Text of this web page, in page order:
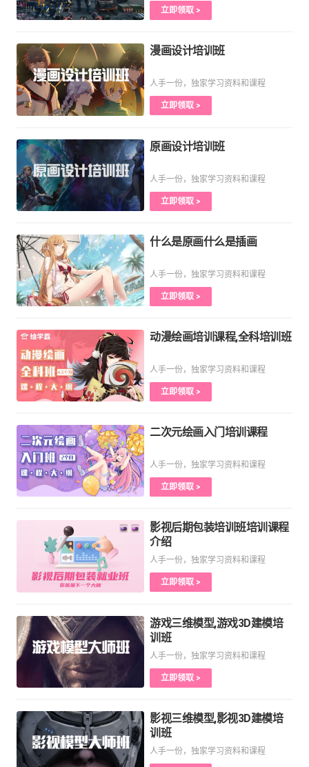
立即领取 >
漫画设计培训班
人手一份，独家学习资料和课程
立即领取 >
原画设计培训班
人手一份，独家学习资料和课程
立即领取 >
什么是原画什么是插画
人手一份，独家学习资料和课程
立即领取 >
动漫绘画培训课程,全科培训班
人手一份，独家学习资料和课程
立即领取 >
二次元绘画入门培训课程
人手一份，独家学习资料和课程
立即领取 >
影视后期包装培训班培训课程
介绍
人手一份，独家学习资料和课程
立即领取 >
游戏三维模型,游戏3D建模培
训班
人手一份，独家学习资料和课程
立即领取 >
影视三维模型,影视3D建模培
训班
人手一份，独家学习资料和课程